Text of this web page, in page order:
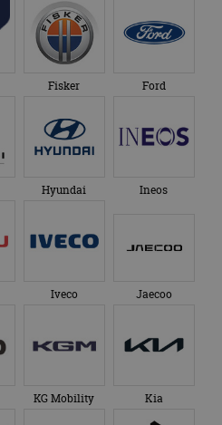
Iveco Jaecoo
KG Mobility Kia
Land Rover Leapmotor
Lotus Lucid